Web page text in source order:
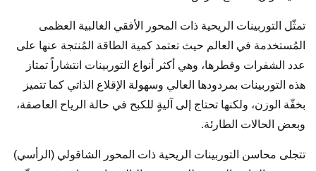
تمثّل التوربينات الريحية ذات المحور الأفقي الغالبية العظمى
المُستخدمة في العالم حيث تعتمد كمية الطاقة المُنتجة عنها على
عدد الشفرات وقطرها، وهي أكثر أنواع التوربينات انتشاراً تمتاز
هذه التوربينات بمردودها العالي وسهولة الإقلاع الذاتي كما تتميز
بخفّة الوزن، ولكنها تحتاج إلى آليةٍ للكبح في حالة الرياح العاصفة،
وبعض الحالات الطارئة.
تتجلى محاسن التوربينات الريحية ذات المحور الشاقولي (الرأسي)